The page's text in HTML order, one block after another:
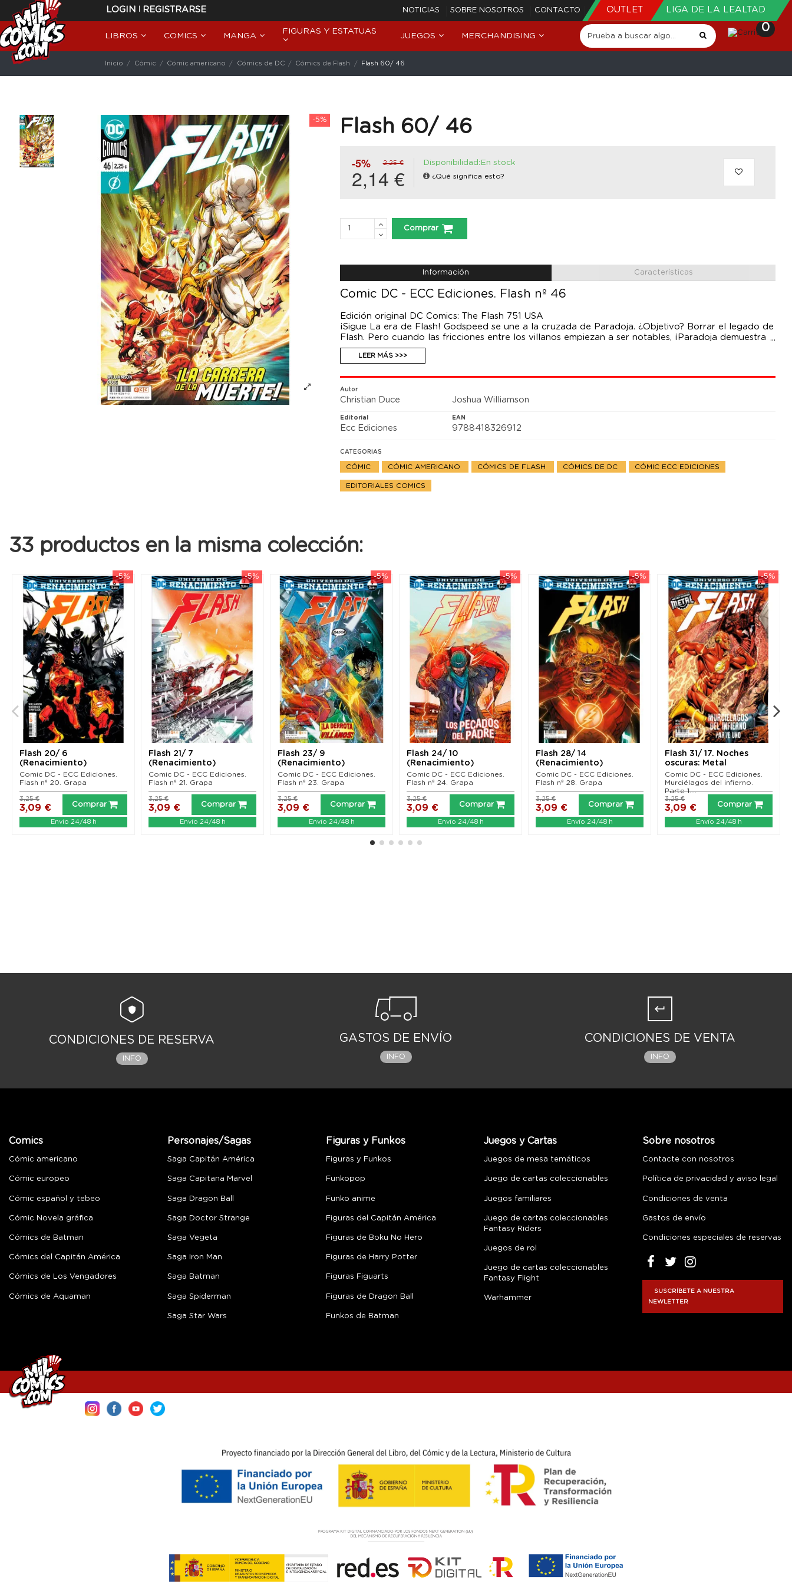
LOGIN | REGISTRARSE NOTICIAS SOBRE NOSOTROS CONTACTO OUTLET LIGA DE LA LEALTAD
LIBROS COMICS MANGA
FIGURAS Y ESTATUAS
JUEGOS MERCHANDISING
0
Inicio Cómic Cómic americano Cómics de DC Cómics de Flash Flash 60/ 46
-5% Flash 60/ 46
-5% 2,25 €
2,14 €
Disponibilidad:En stock
¿Qué significa esto?
Comprar
Información Características
Comic DC - ECC Ediciones. Flash nº 46
Edición original DC Comics: The Flash 751 USA
¡Sigue La era de Flash! Godspeed se une a la cruzada de Paradoja. ¿Objetivo? Borrar el legado de
Flash. Pero cuando las fricciones entre los villanos empiezan a ser notables, ¡Paradoja demuestra
que puede ser el enemigo más letal al que Barry Allen se ha enfrentado!
LEER MÁS >>>
Autor
Christian Duce Joshua Williamson
Editorial
Ecc Ediciones
EAN
9788418326912
CATEGORIAS
CÓMIC CÓMIC AMERICANO CÓMICS DE FLASH CÓMICS DE DC CÓMIC ECC EDICIONES
EDITORIALES COMICS
33 productos en la misma colección:
-5%
Flash 20/ 6
(Renacimiento)
Comic DC - ECC Ediciones.
Flash nº 20. Grapa
3,09 €
3,25 €
Comprar
Envío 24/48 h
-5%
Flash 21/ 7
(Renacimiento)
Comic DC - ECC Ediciones.
Flash nº 21. Grapa
3,09 €
3,25 €
Comprar
Envío 24/48 h
-5%
Flash 23/ 9
(Renacimiento)
Comic DC - ECC Ediciones.
Flash nº 23. Grapa
3,09 €
3,25 €
Comprar
Envío 24/48 h
-5%
Flash 24/ 10
(Renacimiento)
Comic DC - ECC Ediciones.
Flash nº 24. Grapa
3,09 €
3,25 €
Comprar
Envío 24/48 h
-5%
Flash 28/ 14
(Renacimiento)
Comic DC - ECC Ediciones.
Flash nº 28. Grapa
3,09 €
3,25 €
Comprar
Envío 24/48 h
-5%
Flash 31/ 17. Noches
oscuras: Metal
(Renacimiento)
Comic DC - ECC Ediciones.
Murciélagos del infierno.
Parte 1....
3,09 €
3,25 €
Comprar
Envío 24/48 h
CONDICIONES DE RESERVA
INFO
GASTOS DE ENVÍO
INFO
CONDICIONES DE VENTA
INFO
Comics
Cómic americano
Cómic europeo
Cómic español y tebeo
Cómic Novela gráfica
Cómics de Batman
Cómics del Capitán América
Cómics de Los Vengadores
Cómics de Aquaman
Personajes/Sagas
Saga Capitán América
Saga Capitana Marvel
Saga Dragon Ball
Saga Doctor Strange
Saga Vegeta
Saga Iron Man
Saga Batman
Saga Spiderman
Saga Star Wars
Figuras y Funkos
Figuras y Funkos
Funkopop
Funko anime
Figuras del Capitán América
Figuras de Boku No Hero
Figuras de Harry Potter
Figuras Figuarts
Figuras de Dragon Ball
Funkos de Batman
Juegos y Cartas
Juegos de mesa temáticos
Juego de cartas coleccionables
Juegos familiares
Juego de cartas coleccionables
Fantasy Riders
Juegos de rol
Juego de cartas coleccionables
Fantasy Flight
Warhammer
Sobre nosotros
Contacte con nosotros
Política de privacidad y aviso legal
Condiciones de venta
Gastos de envío
Condiciones especiales de reservas
SUSCRÍBETE A NUESTRA
NEWLETTER